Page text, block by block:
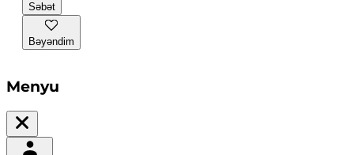
Səbət
Bəyəndim
Menyu